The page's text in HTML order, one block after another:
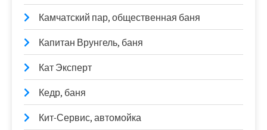
Камчатский пар, общественная баня
Капитан Врунгель, баня
Кат Эксперт
Кедр, баня
Кит-Сервис, автомойка